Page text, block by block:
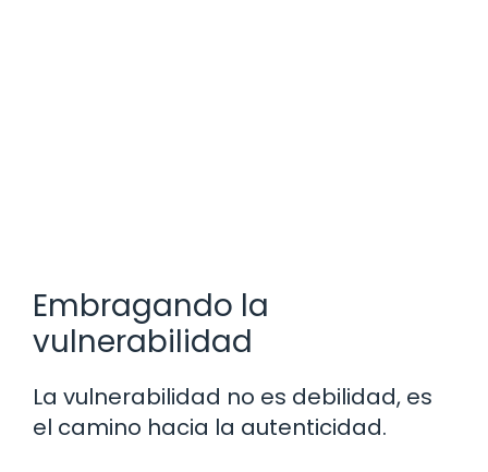
Embragando la
vulnerabilidad
La vulnerabilidad no es debilidad, es
el camino hacia la autenticidad.